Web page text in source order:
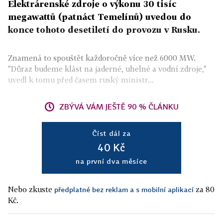
Elektrárenské zdroje o výkonu 30 tisíc
megawattů (patnáct Temelínů) uvedou do
konce tohoto desetiletí do provozu v Rusku.
Znamená to spouštět každoročně více než 6000 MW.
"Důraz budeme klást na jaderné, uhelné a vodní zdroje,"
uvedl k tomu před časem ruský ministr...
ZBÝVÁ VÁM JEŠTĚ 90 % ČLÁNKU
Číst dál za
40 Kč
na první dva měsíce
Nebo zkuste předplatné bez reklam a s mobilní aplikací za 80
Kč.